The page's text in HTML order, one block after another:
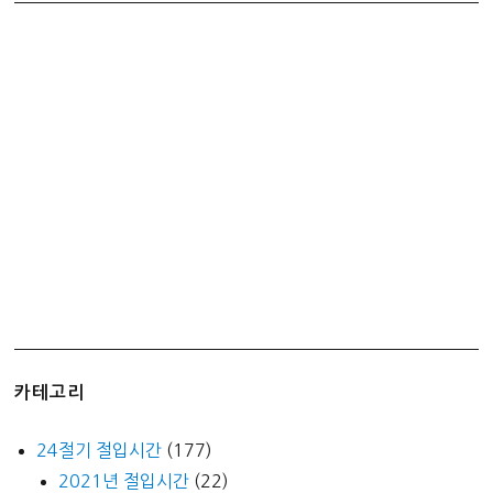
카테고리
24절기 절입시간 (177)
2021년 절입시간 (22)